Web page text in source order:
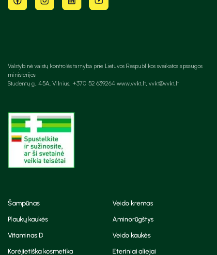
Valstybinė vaistų kontrolės tarnyba prie Lietuvos Respublikos sveikatos apsaugos
ministerijos
Studentų g. 45A, Vilnius, +370 52 639264 www.vvkt.lt, vvkt@vvkt.lt
Šampūnas
Veido kremas
Plaukų kaukės
Aminorūgštys
Vitaminas D
Veido kaukės
Korėjietiška kosmetika
Eteriniai aliejai